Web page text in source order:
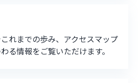
れまでの歩み、アクセスマップ
る情報をご覧いただけます。